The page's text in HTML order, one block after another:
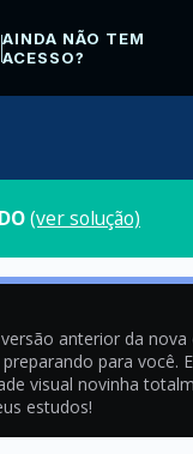
AINDA NÃO TEM
ACESSO?
(ver solução)
anterior da nova
para você.
visual novinha
estudos!